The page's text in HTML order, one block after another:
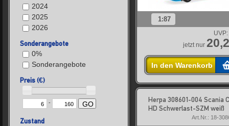
2024
2025
2026
Sonderangebote
0%
Sonderangebote
Preis (€)
- GO
Zustand
1:87
UVP:
jetzt nur
In den Warenkorb
Herpa 308601-004 Scania
HD Schwerlast-SZM weiß
Art.Nr.: 18-